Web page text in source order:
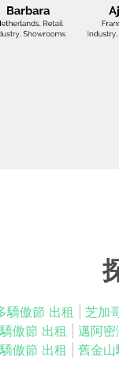
驕傲節 出租 芝加
傲節 出租 邁阿密
傲節 出租 舊金山